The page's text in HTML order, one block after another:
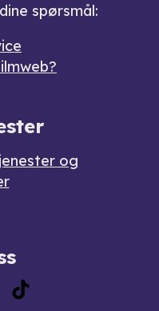
spørsmål:
og